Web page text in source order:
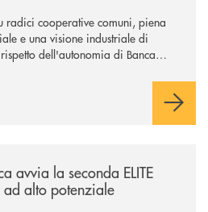
radici cooperative comuni, piena
e una visione industriale di
dell'autonomia di Banca
la finalizzazione dell’operazione.
avvia la seconda ELITE
ad alto potenziale